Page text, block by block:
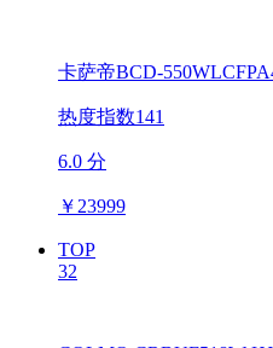
卡萨帝BCD-
热度指数141
6.0 分
￥ 23999
TOP
32